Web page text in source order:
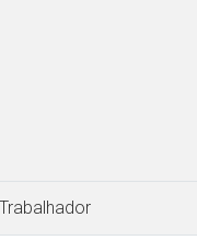
Trabalhador